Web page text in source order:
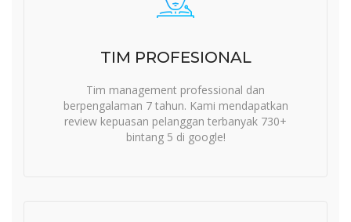
TIM PROFESIONAL
Tim management professional dan
berpengalaman 7 tahun. Kami mendapatkan
review kepuasan pelanggan terbanyak 730+
bintang 5 di google!